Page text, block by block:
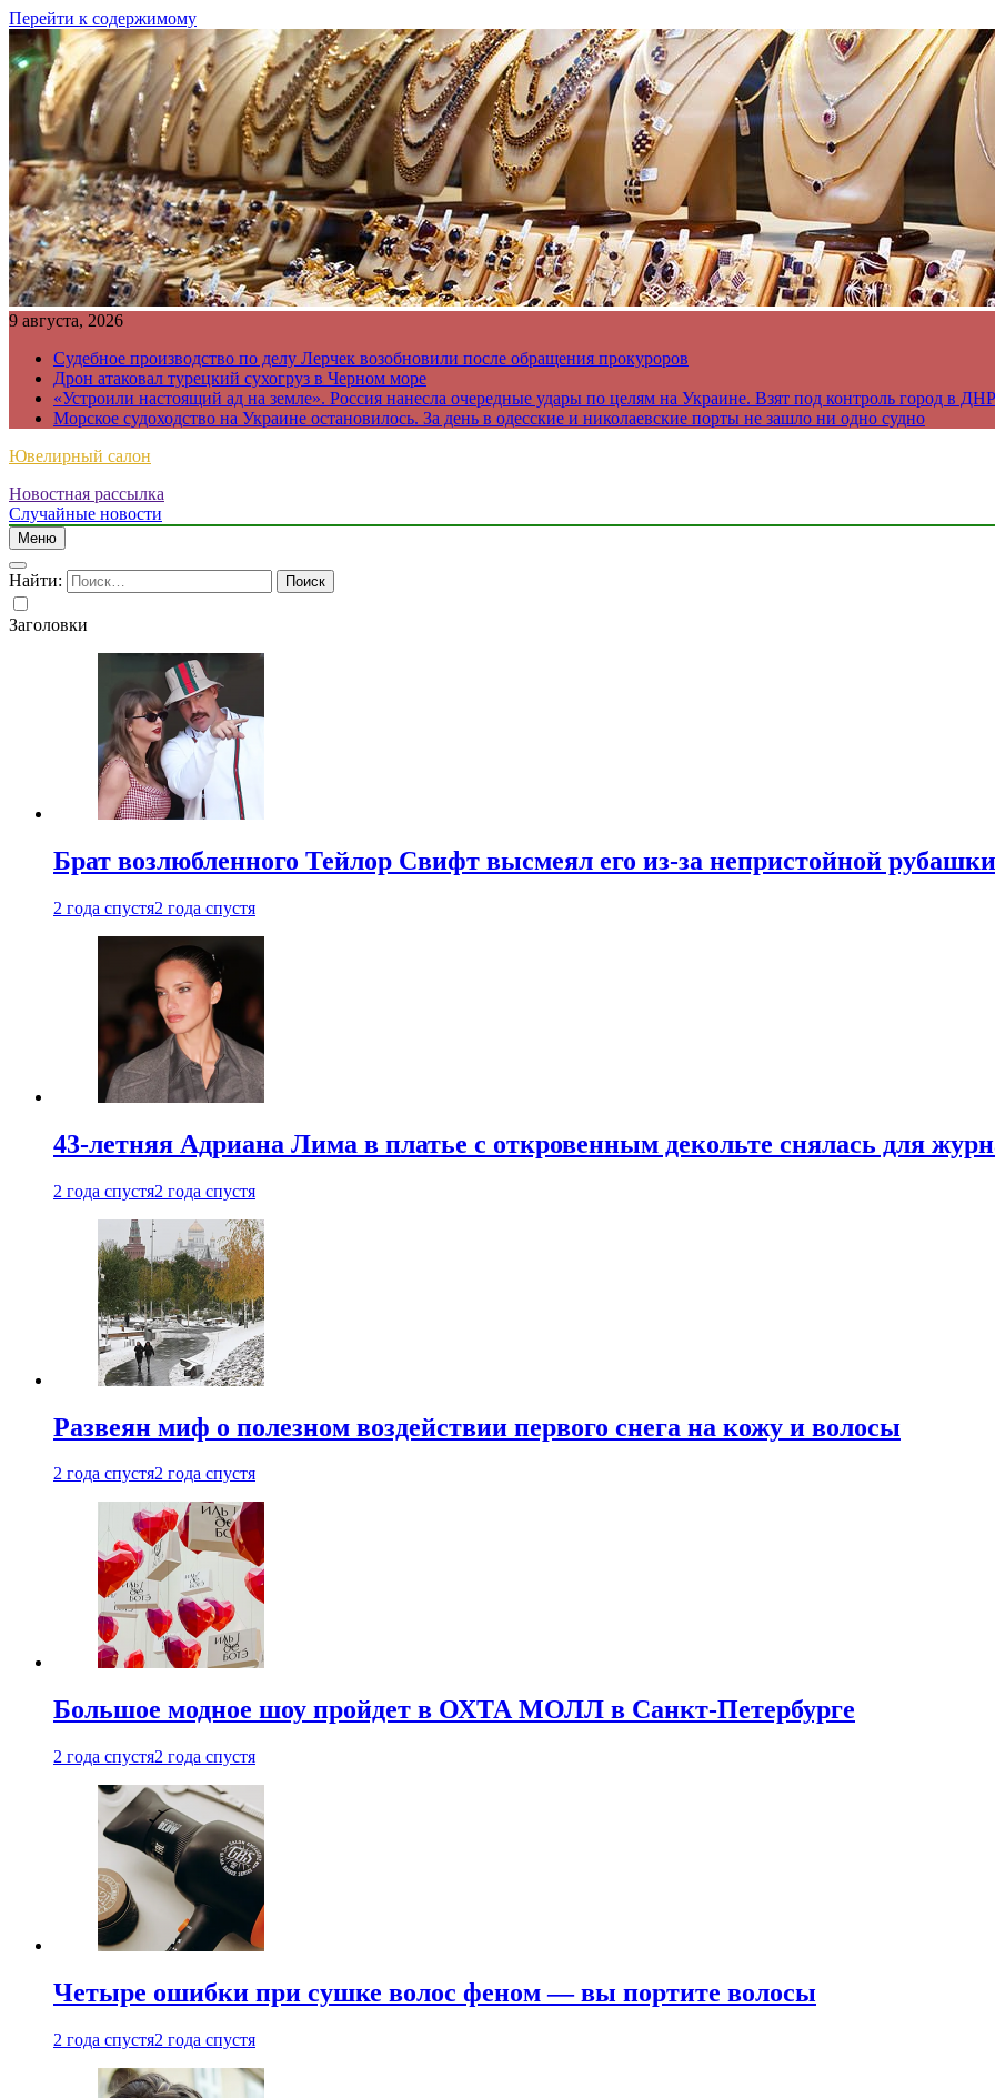
Перейти к содержимому
9 августа, 2026
Судебное производство по делу Лерчек возобновили после обращения прокуроров
Дрон атаковал турецкий сухогруз в Черном море
«Устроили настоящий ад на земле». Россия нанесла очередные удары по целям на Украине. Взят под контроль город в ДНР
Морское судоходство на Украине остановилось. За день в одесские и николаевские порты не зашло ни одно судно
Ювелирный салон
Новостная рассылка
Случайные новости
Меню
Найти:
Заголовки
Брат возлюбленного Тейлор Свифт высмеял его из-за непристойной
2 года спустя2 года спустя
43-летняя Адриана Лима в платье с откровенным декольте снялась для
2 года спустя2 года спустя
Развеян миф о полезном воздействии первого снега на кожу и волосы
2 года спустя2 года спустя
Большое модное шоу пройдет в ОХТА МОЛЛ в Санкт-Петербурге
2 года спустя2 года спустя
Четыре ошибки при сушке волос феном — вы портите волосы
2 года спустя2 года спустя